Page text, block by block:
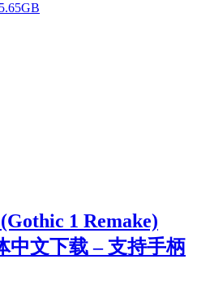
1 Remake)
中文下载 – 支持手柄